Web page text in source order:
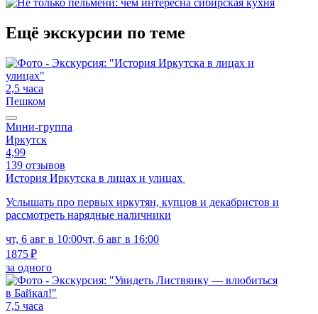
Ещё экскурсии по теме
2,5 часа
Пешком
Мини-группа
Иркутск
4,99
139 отзывов
История Иркутска в лицах и улицах
Услышать про первых иркутян, купцов и декабристов и
рассмотреть нарядные наличники
чт, 6 авг в 10:00чт, 6 авг в 16:00
1875 ₽
за одного
7,5 часа